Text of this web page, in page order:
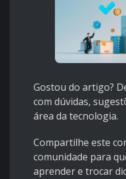
Gostou do artigo?
com dúvidas,
área da tecnologia.
Compartilhe este
comunidade para
aprender e trocar